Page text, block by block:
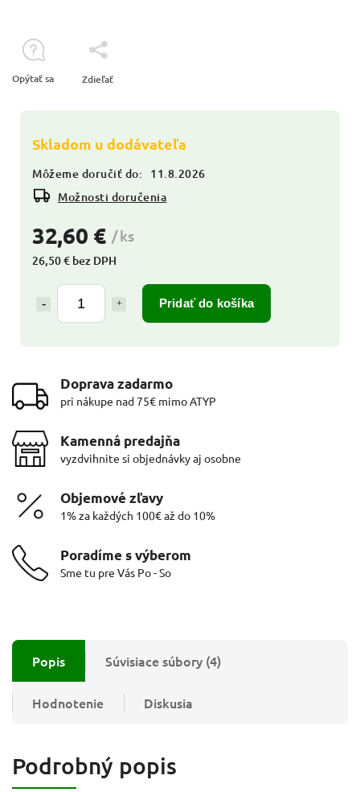
32,60 € / ks
26,50 € bez DPH
Pridať do košíka
Skladom u dodávateľa
Môžeme doručiť do:
11.8.2026
Možnosti doručenia
Opýtať sa Zdieľať
Doprava zadarmo
pri nákupe nad 75€ mimo ATYP
Kamenná predajňa
vyzdvihnite si objednávky aj osobne
Objemové zľavy
1% za každých 100€ až do 10%
Poradíme s výberom
Sme tu pre Vás Po - So
Popis Súvisiace súbory (4)
Hodnotenie Diskusia
Podrobný popis